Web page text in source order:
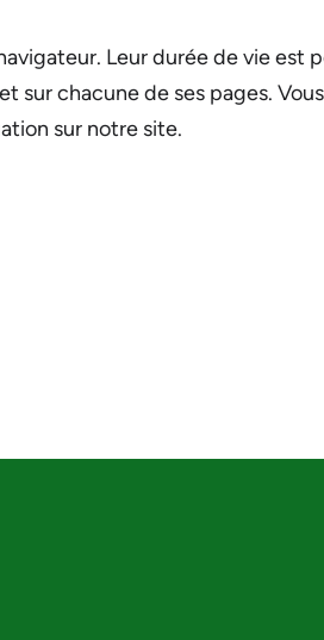
Leur durée de vie
sur chacune de ses pages.
sur notre site.